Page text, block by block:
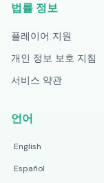
법률 정보
플레이어 지원
개인 정보 보호 지침
서비스 약관
언어
English
Español